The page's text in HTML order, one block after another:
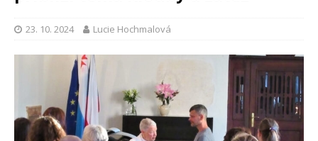
23. 10. 2024 Lucie Hochmalová